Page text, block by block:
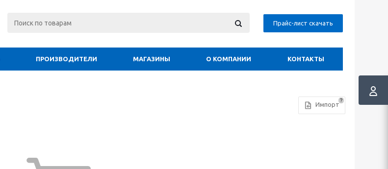
Прайс-лист скачать
ПРОИЗВОДИТЕЛИ МАГАЗИНЫ О КОМПАНИИ КОНТАКТЫ
Импорт
?